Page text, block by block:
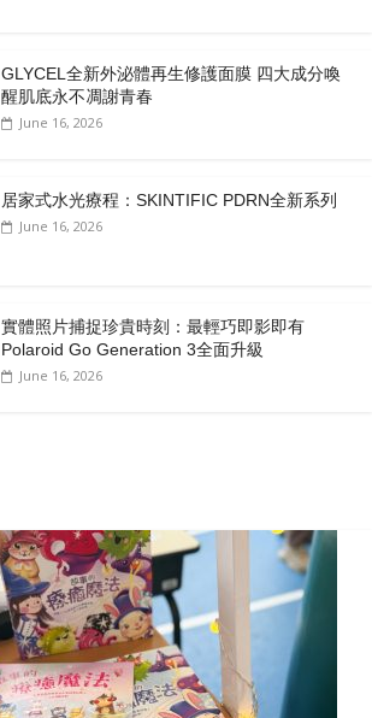
GLYCEL全新外泌體再生修護面膜 四大成分喚
醒肌底永不凋謝青春
June 16, 2026
居家式水光療程：SKINTIFIC PDRN全新系列
June 16, 2026
實體照片捕捉珍貴時刻：最輕巧即影即有
Polaroid Go Generation 3全面升級
June 16, 2026